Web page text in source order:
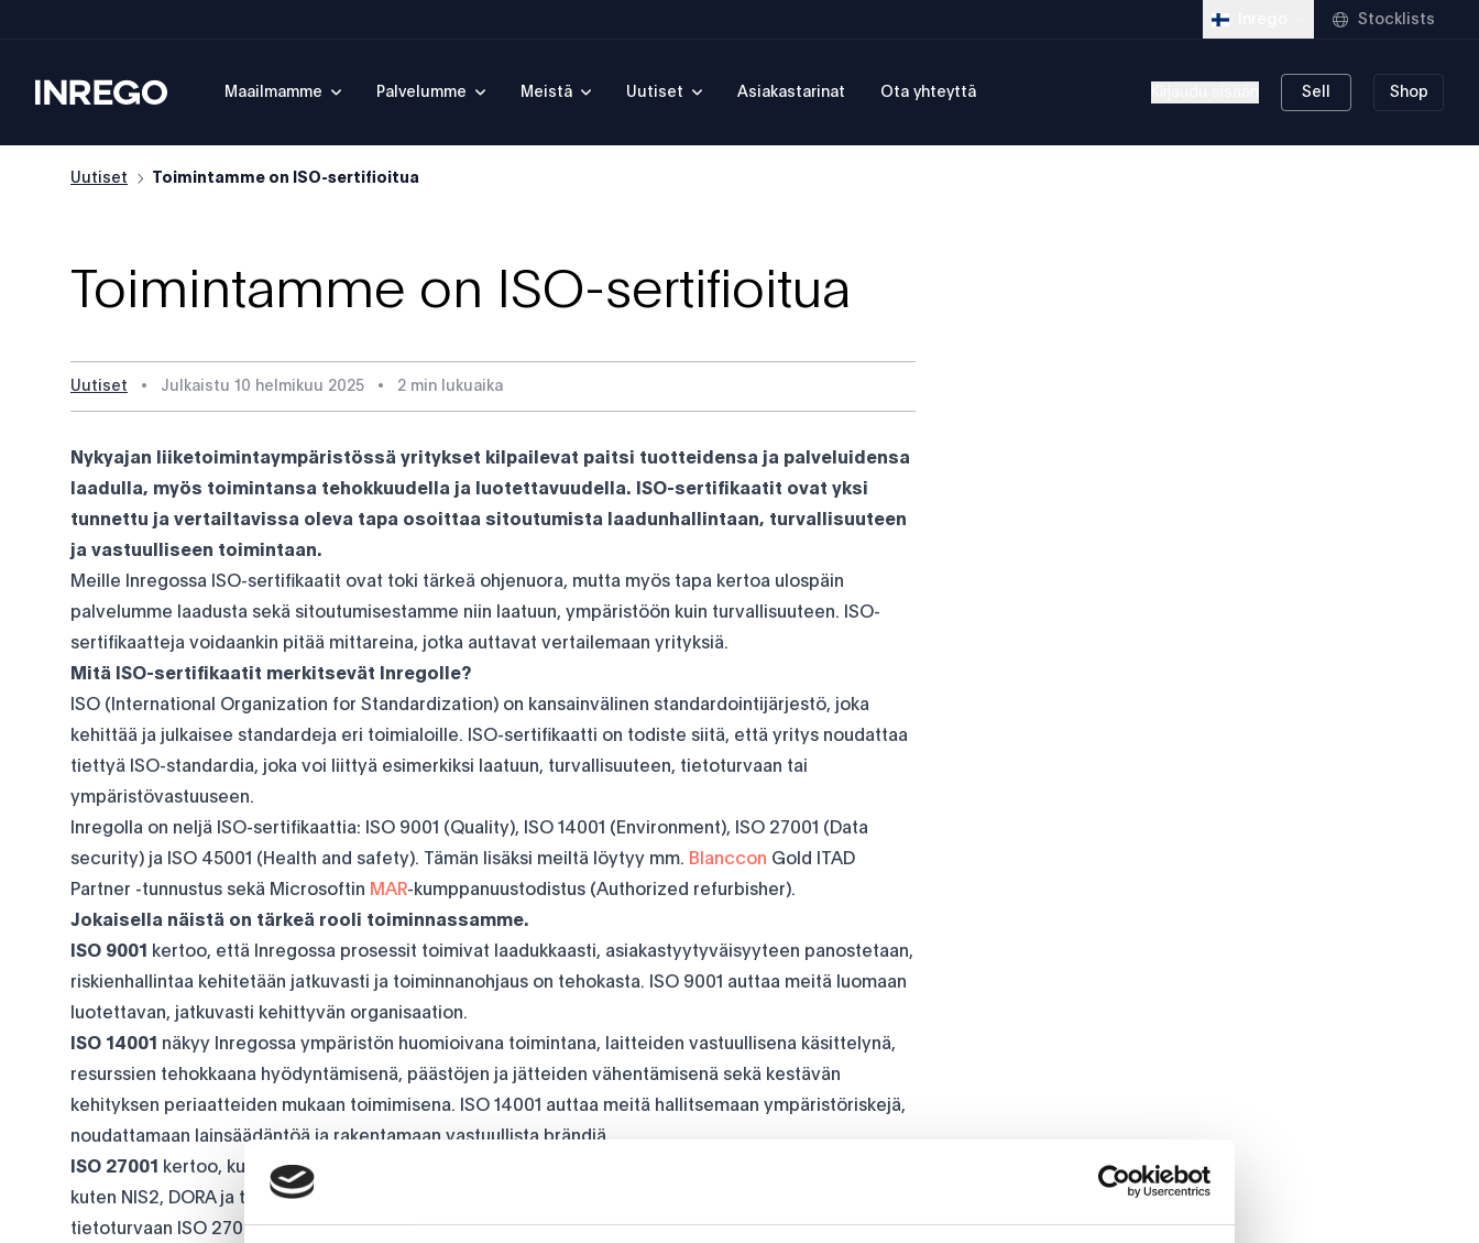
Stocklists
Inrego Maailmamme Palvelumme Meistä Uutiset Asiakastarinat Ota yhteyttä Sell Shop
Uutiset Toimintamme on ISO-sertifioitua
Toimintamme on ISO-sertifioitua
Uutiset • Julkaistu 10 helmikuu 2025 • 2 min lukuaika
Nykyajan liiketoimintaympäristössä yritykset kilpailevat paitsi tuotteidensa ja palveluidensa
laadulla, myös toimintansa tehokkuudella ja luotettavuudella. ISO-sertifikaatit ovat yksi
tunnettu ja vertailtavissa oleva tapa osoittaa sitoutumista laadunhallintaan, turvallisuuteen
ja vastuulliseen toimintaan.
Meille Inregossa ISO-sertifikaatit ovat toki tärkeä ohjenuora, mutta myös tapa kertoa ulospäin
palvelumme laadusta sekä sitoutumisestamme niin laatuun, ympäristöön kuin turvallisuuteen. ISO-
sertifikaatteja voidaankin pitää mittareina, jotka auttavat vertailemaan yrityksiä.
Mitä ISO-sertifikaatit merkitsevät Inregolle?
ISO (International Organization for Standardization) on kansainvälinen standardointijärjestö, joka
kehittää ja julkaisee standardeja eri toimialoille. ISO-sertifikaatti on todiste siitä, että yritys noudattaa
tiettyä ISO-standardia, joka voi liittyä esimerkiksi laatuun, turvallisuuteen, tietoturvaan tai
ympäristövastuuseen.
Inregolla on neljä ISO-sertifikaattia: ISO 9001 (Quality), ISO 14001 (Environment), ISO 27001 (Data
security) ja ISO 45001 (Health and safety). Tämän lisäksi meiltä löytyy mm. Blanccon Gold ITAD
Partner -tunnustus sekä Microsoftin MAR-kumppanuustodistus (Authorized refurbisher).
Jokaisella näistä on tärkeä rooli toiminnassamme.
ISO 9001
kertoo, että Inregossa prosessit toimivat laadukkaasti, asiakastyytyväisyyteen panostetaan,
riskienhallintaa kehitetään jatkuvasti ja toiminnanohjaus on tehokasta. ISO 9001 auttaa meitä luomaan
luotettavan, jatkuvasti kehittyvän organisaation.
ISO 14001 näkyy Inregossa ympäristön huomioivana toimintana, laitteiden vastuullisena käsittelynä,
resurssien tehokkaana hyödyntämisenä, päästöjen ja jätteiden vähentämisenä sekä kestävän
kehityksen periaatteiden mukaan toimimisena. ISO 14001 auttaa meitä hallitsemaan ympäristöriskejä,
noudattamaan lainsäädäntöä ja rakentamaan vastuullista brändiä.
ISO 27001
kertoo, kuinka vakavasti suhtaudumme tietoturvan toteutumiseen. Uudet säännökset,
kuten NIS2, DORA ja tuleva kyberturvallisuuslaki, edellyttävät järjestelmällistä lähestymistapaa
tietoturvaan ISO 27001 -standardin mukaisesti. Yhteistyössä kanssamme varmistat, että IT-